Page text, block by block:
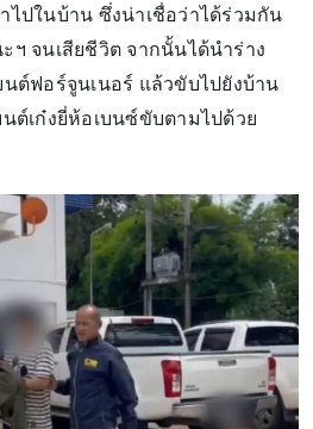
ไปในบ้าน ซึ่งน่าเชื่อว่าได้ร่วมกัน
ฯ จนเสียชีวิต จากนั้นได้นำร่าง
ต์ฟอร์จูนเนอร์ แล้วขับไปยังบ้าน
ต์เก๋งยี่ห้อเบนซ์ขับตามไปด้วย